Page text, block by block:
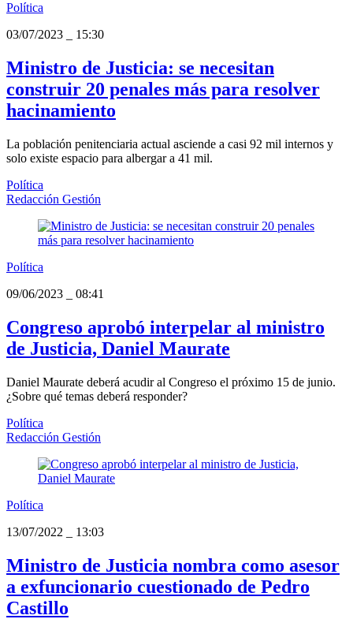
Política
03/07/2023
15:30
Ministro de Justicia: se necesitan
construir 20 penales más para resolver
hacinamiento
La población penitenciaria actual asciende a casi 92 mil internos y
solo existe espacio para albergar a 41 mil.
Política
Redacción Gestión
Política
09/06/2023
08:41
Congreso aprobó interpelar al ministro
de Justicia, Daniel Maurate
Daniel Maurate deberá acudir al Congreso el próximo 15 de junio.
¿Sobre qué temas deberá responder?
Política
Redacción Gestión
Política
13/07/2022
13:03
Ministro de Justicia nombra como asesor
a exfuncionario cuestionado de Pedro
Castillo